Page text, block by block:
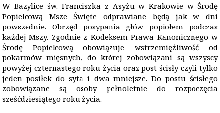
W Bazylice św. Franciszka z Asyżu w Krakowie w Środę
Popielcową Msze Święte odprawiane będą jak w dni
powszednie. Obrzęd posypania głów popiołem podczas
każdej Mszy. Zgodnie z Kodeksem Prawa Kanonicznego w
Środę Popielcową obowiązuje wstrzemięźliwość od
pokarmów mięsnych, do której zobowiązani są wszyscy
powyżej czternastego roku życia oraz post ścisły czyli tylko
jeden posiłek do syta i dwa mniejsze. Do postu ścisłego
zobowiązane są osoby pełnoletnie do rozpoczęcia
sześćdziesiątego roku życia.